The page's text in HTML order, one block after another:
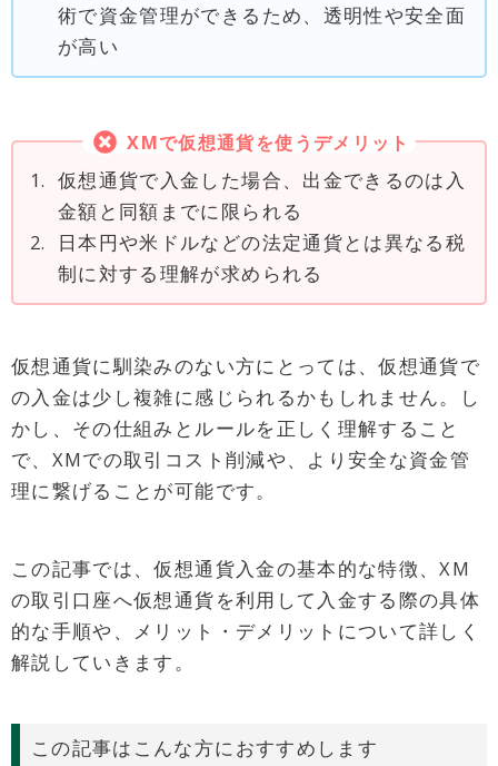
術で資金管理ができるため、透明性や安全面
が高い
XMで仮想通貨を使うデメリット
1. 仮想通貨で入金した場合、出金できるのは入
金額と同額までに限られる
2.
日本円や米ドルなどの法定通貨とは異なる税
制に対する理解が求められる
仮想通貨に馴染みのない方にとっては、仮想通貨で
の入金は少し複雑に感じられるかもしれません。し
かし、その仕組みとルールを正しく理解すること
で、XMでの取引コスト削減や、より安全な資金管
理に繋げることが可能です。
この記事では、仮想通貨入金の基本的な特徴、XM
の取引口座へ仮想通貨を利用して入金する際の具体
的な手順や、メリット・デメリットについて詳しく
解説していきます。
この記事はこんな方におすすめします